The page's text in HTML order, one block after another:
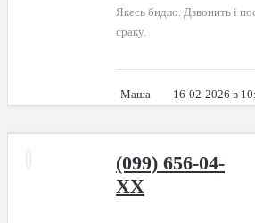
Якесь бидло. Дзвонить і
сраку.
Маша 16-02-2026 в
(099) 656-04-
XX